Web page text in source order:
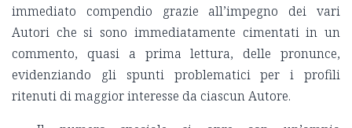
immediato compendio grazie all’impegno dei vari
Autori che si sono immediatamente cimentati in un
commento, quasi a prima lettura, delle pronunce,
evidenziando gli spunti problematici per i profili
ritenuti di maggior interesse da ciascun Autore.